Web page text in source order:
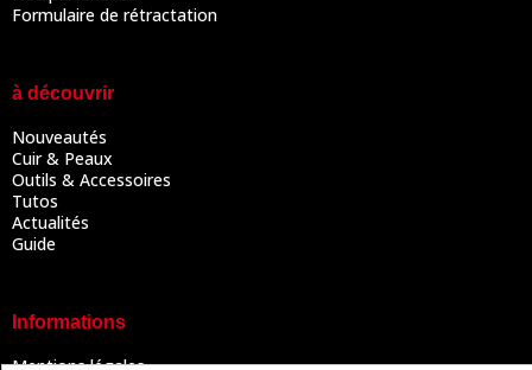
Formulaire de rétractation
à découvrir
Nouveautés
Cuir & Peaux
Outils & Accessoires
Tutos
Actualités
Guide
Informations